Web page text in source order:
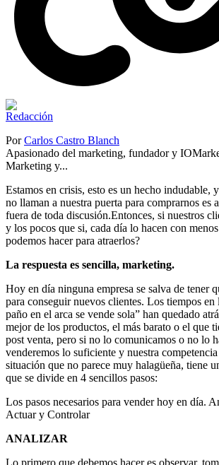
PorCarlos Castro Blanch
Apasionado del marketing, fundador y
Marketing y...
Estamos en crisis, esto es un hecho indudable,
no llaman a nuestra puerta para comprarnos es
fuera de toda discusión.Entonces, si nuestros
y los pocos que si, cada día lo hacen con
podemos hacer para atraerlos?
La respuesta es sencilla, marketing.
Hoy en día ninguna empresa se salva de tener
para conseguir nuevos clientes. Los tiempos en
paño en el arca se vende sola” han quedado
mejor de los productos, el más barato o el que
post venta, pero si no lo comunicamos o no lo
venderemos lo suficiente y nuestra
situación que no parece muy halagüeña, tiene
que se divide en 4 sencillos pasos:
Los pasos necesarios para vender hoy en día.
Actuar y Controlar
ANALIZAR
Lo primero que debemos hacer es observar,